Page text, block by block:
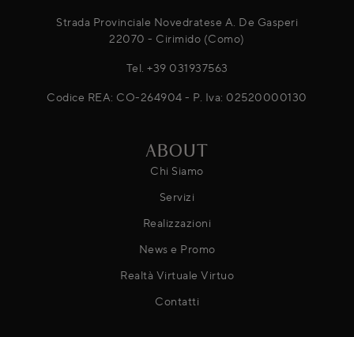
Strada Provinciale Novedratese A. De Gasperi
22070 - Cirimido (Como)
Tel. +39 031937563
Codice REA: CO-264904 - P. Iva: 02520000130
ABOUT
Chi Siamo
Servizi
Realizzazioni
News e Promo
Realtà Virtuale Virtuo
Contatti